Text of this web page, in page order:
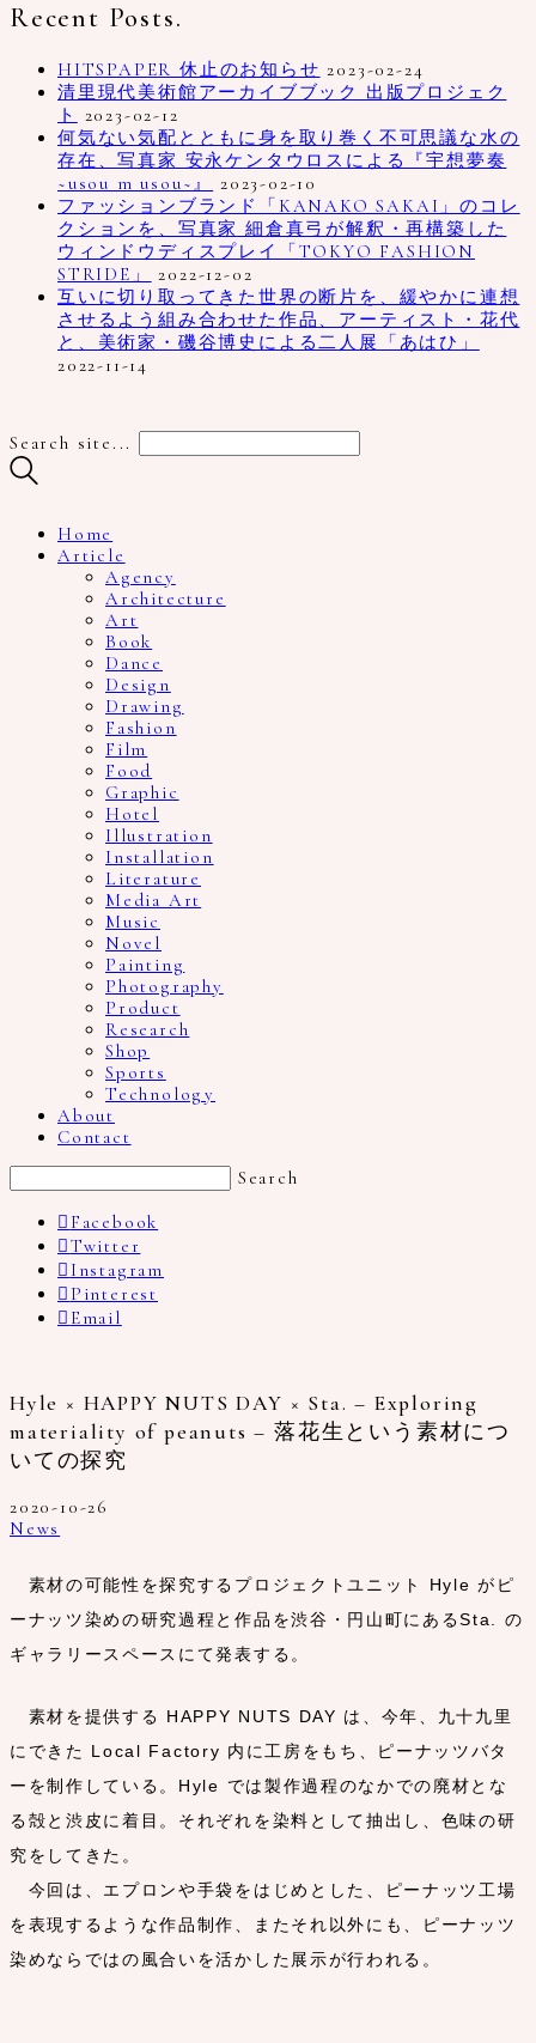
Recent Posts.
HITSPAPER 休止のお知らせ 2023-02-24
清里現代美術館アーカイブブック 出版プロジェク
ト
2023-02-12
何気ない気配とともに身を取り巻く不可思議な水の
存在、写真家 安永ケンタウロスによる『宇想夢奏
~usou m usou~』
2023-02-10
ファッションブランド「KANAKO SAKAI」のコレ
クションを、写真家 細倉真弓が解釈・再構築した
ウィンドウディスプレイ「TOKYO FASHION
STRIDE」
2022-12-02
互いに切り取ってきた世界の断片を、緩やかに連想
させるよう組み合わせた作品、アーティスト・花代
と、美術家・磯谷博史による二人展「あはひ」
2022-11-14
Search site...
Home
Article
Agency
Architecture
Art
Book
Dance
Design
Drawing
Fashion
Film
Food
Graphic
Hotel
Illustration
Installation
Literature
Media Art
Music
Novel
Painting
Photography
Product
Research
Shop
Sports
Technology
About
Contact
Search
Facebook
Twitter
Instagram
Pinterest
Email
Hyle × HAPPY NUTS DAY × Sta. – Exploring
materiality of peanuts – 落花生という素材につ
いての探究
2020-10-26
News
素材の可能性を探究するプロジェクトユニット Hyle がピ
ーナッツ染めの研究過程と作品を渋谷・円山町にあるSta. の
ギャラリースペースにて発表する。
素材を提供する HAPPY NUTS DAY は、今年、九十九里
にできた Local Factory 内に工房をもち、ピーナッツバタ
ーを制作している。Hyle では製作過程のなかでの廃材とな
る殻と渋皮に着目。それぞれを染料として抽出し、色味の研
究をしてきた。
今回は、エプロンや手袋をはじめとした、ピーナッツ工場
を表現するような作品制作、またそれ以外にも、ピーナッツ
染めならではの風合いを活かした展示が行われる。